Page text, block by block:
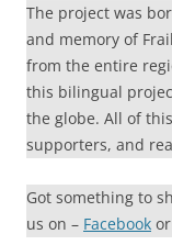
The project was
and memory of
from the entire
this bilingual
the globe. All of
supporters, and
Got something to
us on – Facebook or